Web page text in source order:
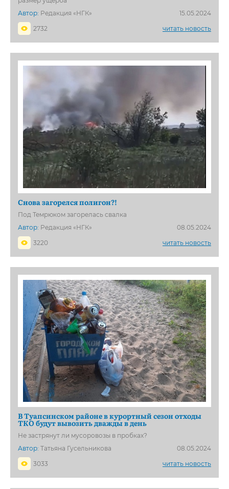
Автор: Редакция «НГК»
15.05.2024
2732
читать новость
Снова загорелся полигон?!
Под Темрюком загорелась свалка
Автор: Редакция «НГК»
08.05.2024
3220
читать новость
В Туапсинском районе в курортный сезон отходы
ТКО будут вывозить дважды в день
Не застрянут ли мусоровозы в пробках?
Автор: Татьяна Гусельникова
08.05.2024
3033
читать новость